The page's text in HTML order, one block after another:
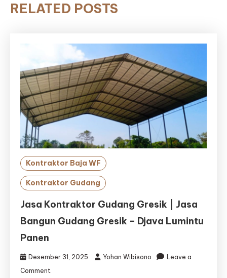
RELATED POSTS
Kontraktor Baja WF
Kontraktor Gudang
Jasa Kontraktor Gudang Gresik | Jasa
Bangun Gudang Gresik – Djava Lumintu
Panen
Desember 31, 2025 Yohan Wibisono
Leave a
Comment